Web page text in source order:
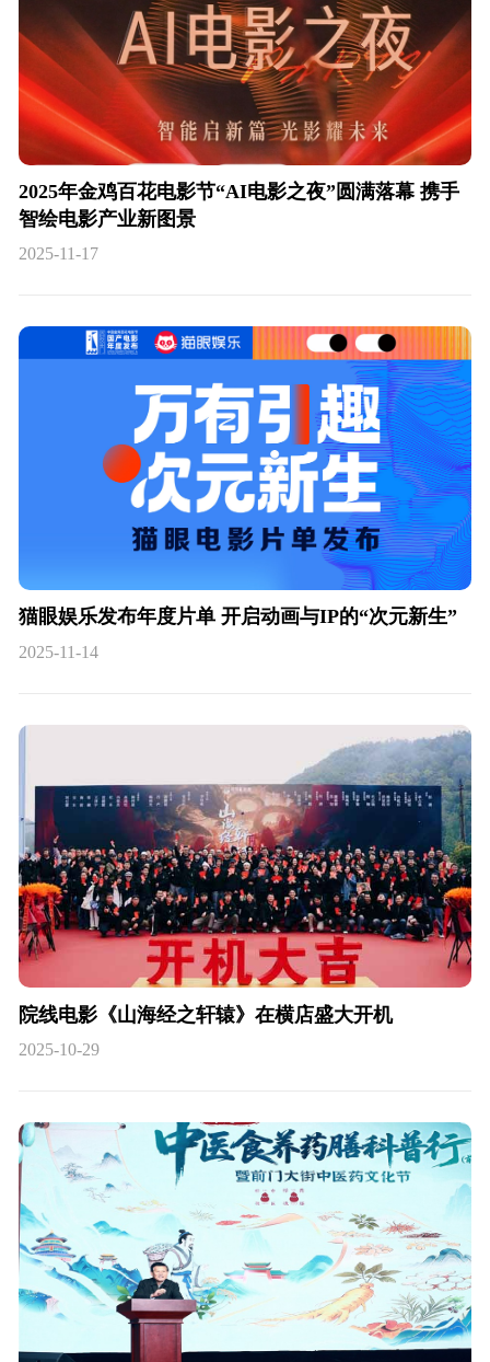
2025年金鸡百花电影节“AI电影之夜”圆满落幕 携手
智绘电影产业新图景
2025-11-17
猫眼娱乐发布年度片单 开启动画与IP的“次元新生”
2025-11-14
院线电影《山海经之轩辕》在横店盛大开机
2025-10-29